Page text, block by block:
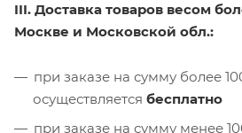
III. Доставка товаров весом
Москве и Московской обл.:
при заказе на сумму более
осуществляется бесплатно
при заказе на сумму менее